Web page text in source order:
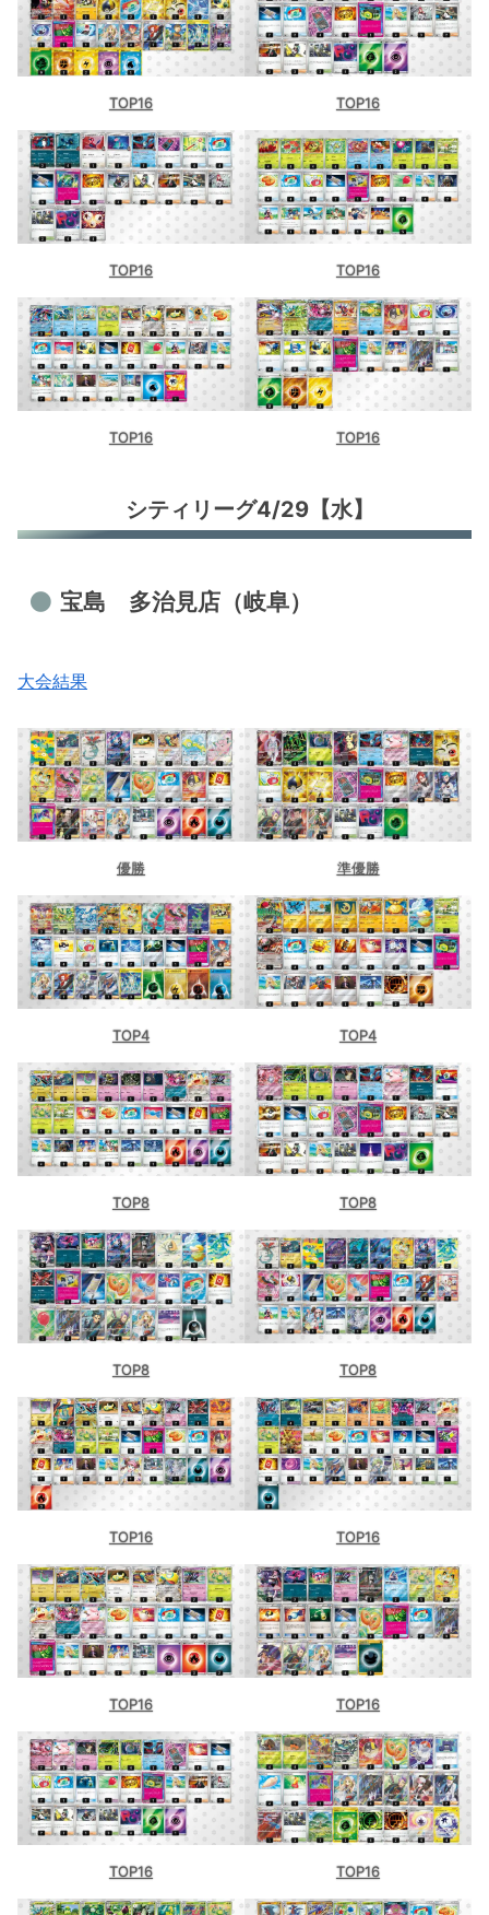
TOP16 TOP16
TOP16 TOP16
TOP16 TOP16
シティリーグ4/29【水】
宝島 多治見店（岐阜）
大会結果
優勝 準優勝
TOP4 TOP4
TOP8 TOP8
TOP8 TOP8
TOP16 TOP16
TOP16 TOP16
TOP16 TOP16